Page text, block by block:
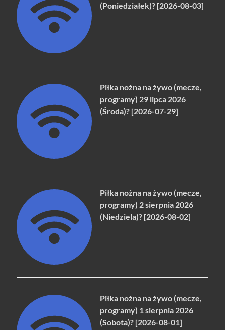
(Poniedziałek)? [2026-08-03]
Piłka nożna na żywo (mecze,
programy) 29 lipca 2026
(Środa)? [2026-07-29]
Piłka nożna na żywo (mecze,
programy) 2 sierpnia 2026
(Niedziela)? [2026-08-02]
Piłka nożna na żywo (mecze,
programy) 1 sierpnia 2026
(Sobota)? [2026-08-01]